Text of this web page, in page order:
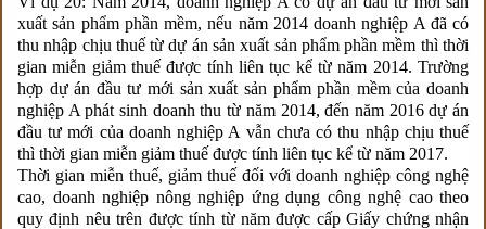
xuất sản phẩm phần mềm, nếu năm 2014 doanh nghiệp A đã có
thu nhập chịu thuế từ dự án sản xuất sản phẩm phần mềm thì thời
gian miễn giảm thuế được tính liên tục kể từ năm 2014. Trường
hợp dự án đầu tư mới sản xuất sản phẩm phần mềm của doanh
nghiệp A phát sinh doanh thu từ năm 2014, đến năm 2016 dự án
đầu tư mới của doanh nghiệp A vẫn chưa có thu nhập chịu thuế
thì thời gian miễn giảm thuế được tính liên tục kể từ năm 2017.
Thời gian miễn thuế, giảm thuế đối với doanh nghiệp công nghệ
cao, doanh nghiệp nông nghiệp ứng dụng công nghệ cao theo
quy định nêu trên được tính từ năm được cấp Giấy chứng nhận